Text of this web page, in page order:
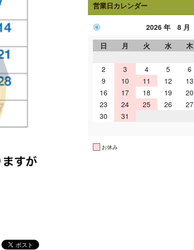
営業日カレンダー
2026 年 8 月
日
月 火 水 木
2
3 4 5 6
9
10 11 12 13
16
17 18 19 20
23
24 25 26 27
30
31
お休み